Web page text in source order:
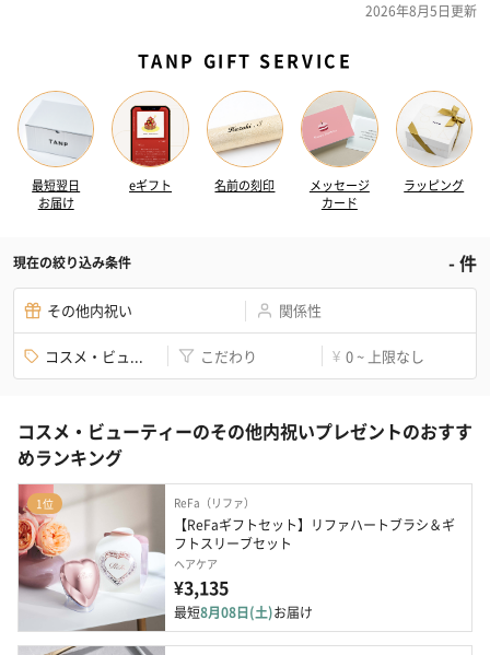
2026年8月5日更新
TANP GIFT SERVICE
最短翌日
お届け
eギフト 名前の刻印
メッセージ
カード
ラッピング
現在の絞り込み条件 -件
その他内祝い 関係性
コスメ・ビュ... こだわり ¥ 0 ~ 上限なし
コスメ・ビューティーのその他内祝いプレゼントのおすす
めランキング
1位 ReFa（リファ）
【ReFaギフトセット】リファハートブラシ＆ギ
フトスリーブセット
ヘアケア
¥3,135
最短8月08日(土)お届け